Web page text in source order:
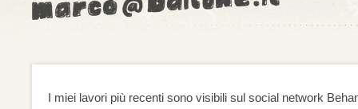
I miei lavori più recenti sono visibili sul social network